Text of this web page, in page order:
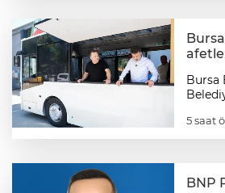
Bursa
5 saat
BNP